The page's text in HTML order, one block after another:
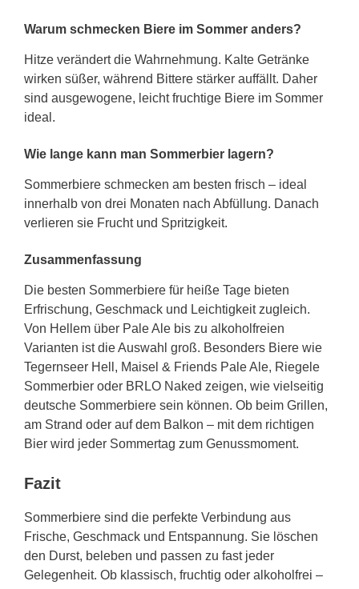
Warum schmecken Biere im Sommer anders?
Hitze verändert die Wahrnehmung. Kalte Getränke
wirken süßer, während Bittere stärker auffällt. Daher
sind ausgewogene, leicht fruchtige Biere im Sommer
ideal.
Wie lange kann man Sommerbier lagern?
Sommerbiere schmecken am besten frisch – ideal
innerhalb von drei Monaten nach Abfüllung. Danach
verlieren sie Frucht und Spritzigkeit.
Zusammenfassung
Die besten Sommerbiere für heiße Tage bieten
Erfrischung, Geschmack und Leichtigkeit zugleich.
Von Hellem über Pale Ale bis zu alkoholfreien
Varianten ist die Auswahl groß. Besonders Biere wie
Tegernseer Hell, Maisel & Friends Pale Ale, Riegele
Sommerbier oder BRLO Naked zeigen, wie vielseitig
deutsche Sommerbiere sein können. Ob beim Grillen,
am Strand oder auf dem Balkon – mit dem richtigen
Bier wird jeder Sommertag zum Genussmoment.
Fazit
Sommerbiere sind die perfekte Verbindung aus
Frische, Geschmack und Entspannung. Sie löschen
den Durst, beleben und passen zu fast jeder
Gelegenheit. Ob klassisch, fruchtig oder alkoholfrei –